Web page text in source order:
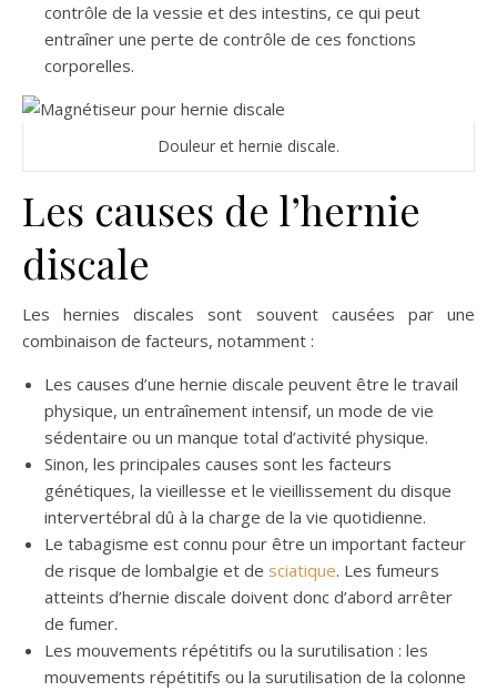
contrôle de la vessie et des intestins, ce qui peut
entraîner une perte de contrôle de ces fonctions
corporelles.
Douleur et hernie discale.
Les causes de l’hernie
discale
Les hernies discales sont souvent causées par une
combinaison de facteurs, notamment :
Les causes d’une hernie discale peuvent être le travail
physique, un entraînement intensif, un mode de vie
sédentaire ou un manque total d’activité physique.
Sinon, les principales causes sont les facteurs
génétiques, la vieillesse et le vieillissement du disque
intervertébral dû à la charge de la vie quotidienne.
Le tabagisme est connu pour être un important facteur
de risque de lombalgie et de sciatique. Les fumeurs
atteints d’hernie discale doivent donc d’abord arrêter
de fumer.
Les mouvements répétitifs ou la surutilisation : les
mouvements répétitifs ou la surutilisation de la colonne